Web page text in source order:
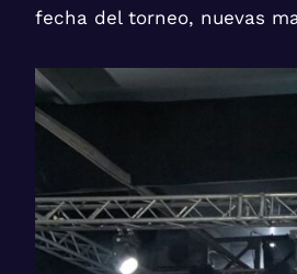
fecha del torneo, nuevas